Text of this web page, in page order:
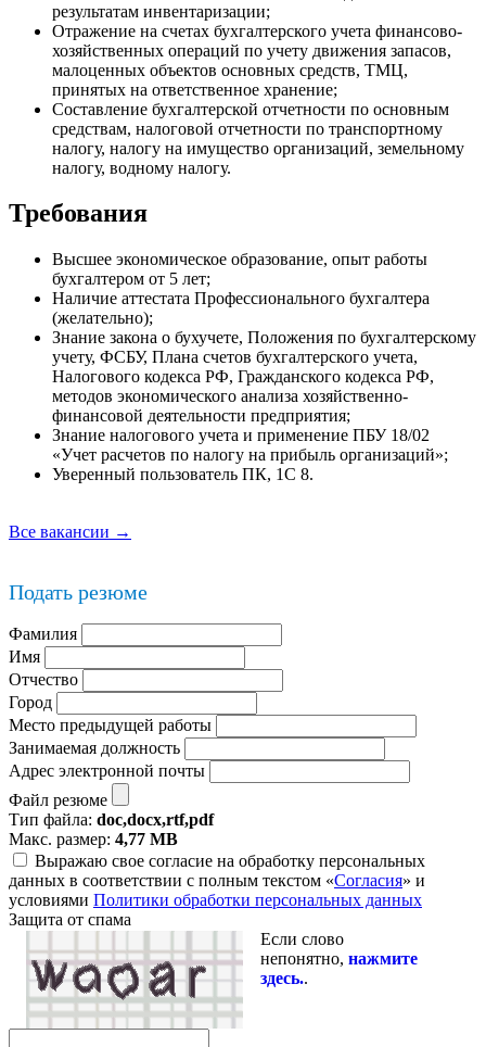
результатам инвентаризации;
Отражение на счетах бухгалтерского учета финансово-
хозяйственных операций по учету движения запасов,
малоценных объектов основных средств, ТМЦ,
принятых на ответственное хранение;
Составление бухгалтерской отчетности по основным
средствам, налоговой отчетности по транспортному
налогу, налогу на имущество организаций, земельному
налогу, водному налогу.
Требования
Высшее экономическое образование, опыт работы
бухгалтером от 5 лет;
Наличие аттестата Профессионального бухгалтера
(желательно);
Знание закона о бухучете, Положения по бухгалтерскому
учету, ФСБУ, Плана счетов бухгалтерского учета,
Налогового кодекса РФ, Гражданского кодекса РФ,
методов экономического анализа хозяйственно-
финансовой деятельности предприятия;
Знание налогового учета и применение ПБУ 18/02
«Учет расчетов по налогу на прибыль организаций»;
Уверенный пользователь ПК, 1С 8.
Все вакансии →
Подать резюме
Фамилия
Имя
Отчество
Город
Место предыдущей работы
Занимаемая должность
Адрес электронной почты
Файл резюме
Тип файла: doc,docx,rtf,pdf
Макс. размер: 4,77 MB
Выражаю свое согласие на обработку персональных
данных в соответствии с полным текстом «Согласия» и
условиями Политики обработки персональных данных
Защита от спама
Если слово
непонятно, нажмите
здесь..